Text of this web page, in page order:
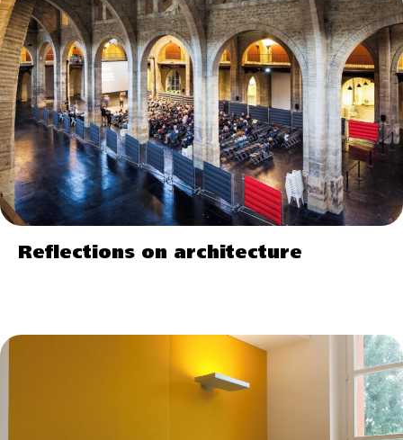
Reflections on architecture